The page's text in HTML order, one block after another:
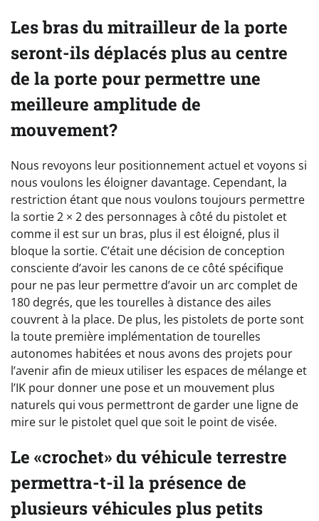
Les bras du mitrailleur de la porte
seront-ils déplacés plus au centre
de la porte pour permettre une
meilleure amplitude de
mouvement?
Nous revoyons leur positionnement actuel et voyons si
nous voulons les éloigner davantage. Cependant, la
restriction étant que nous voulons toujours permettre
la sortie 2 × 2 des personnages à côté du pistolet et
comme il est sur un bras, plus il est éloigné, plus il
bloque la sortie. C’était une décision de conception
consciente d’avoir les canons de ce côté spécifique
pour ne pas leur permettre d’avoir un arc complet de
180 degrés, que les tourelles à distance des ailes
couvrent à la place. De plus, les pistolets de porte sont
la toute première implémentation de tourelles
autonomes habitées et nous avons des projets pour
l’avenir afin de mieux utiliser les espaces de mélange et
l’IK pour donner une pose et un mouvement plus
naturels qui vous permettront de garder une ligne de
mire sur le pistolet quel que soit le point de visée.
Le «crochet» du véhicule terrestre
permettra-t-il la présence de
plusieurs véhicules plus petits